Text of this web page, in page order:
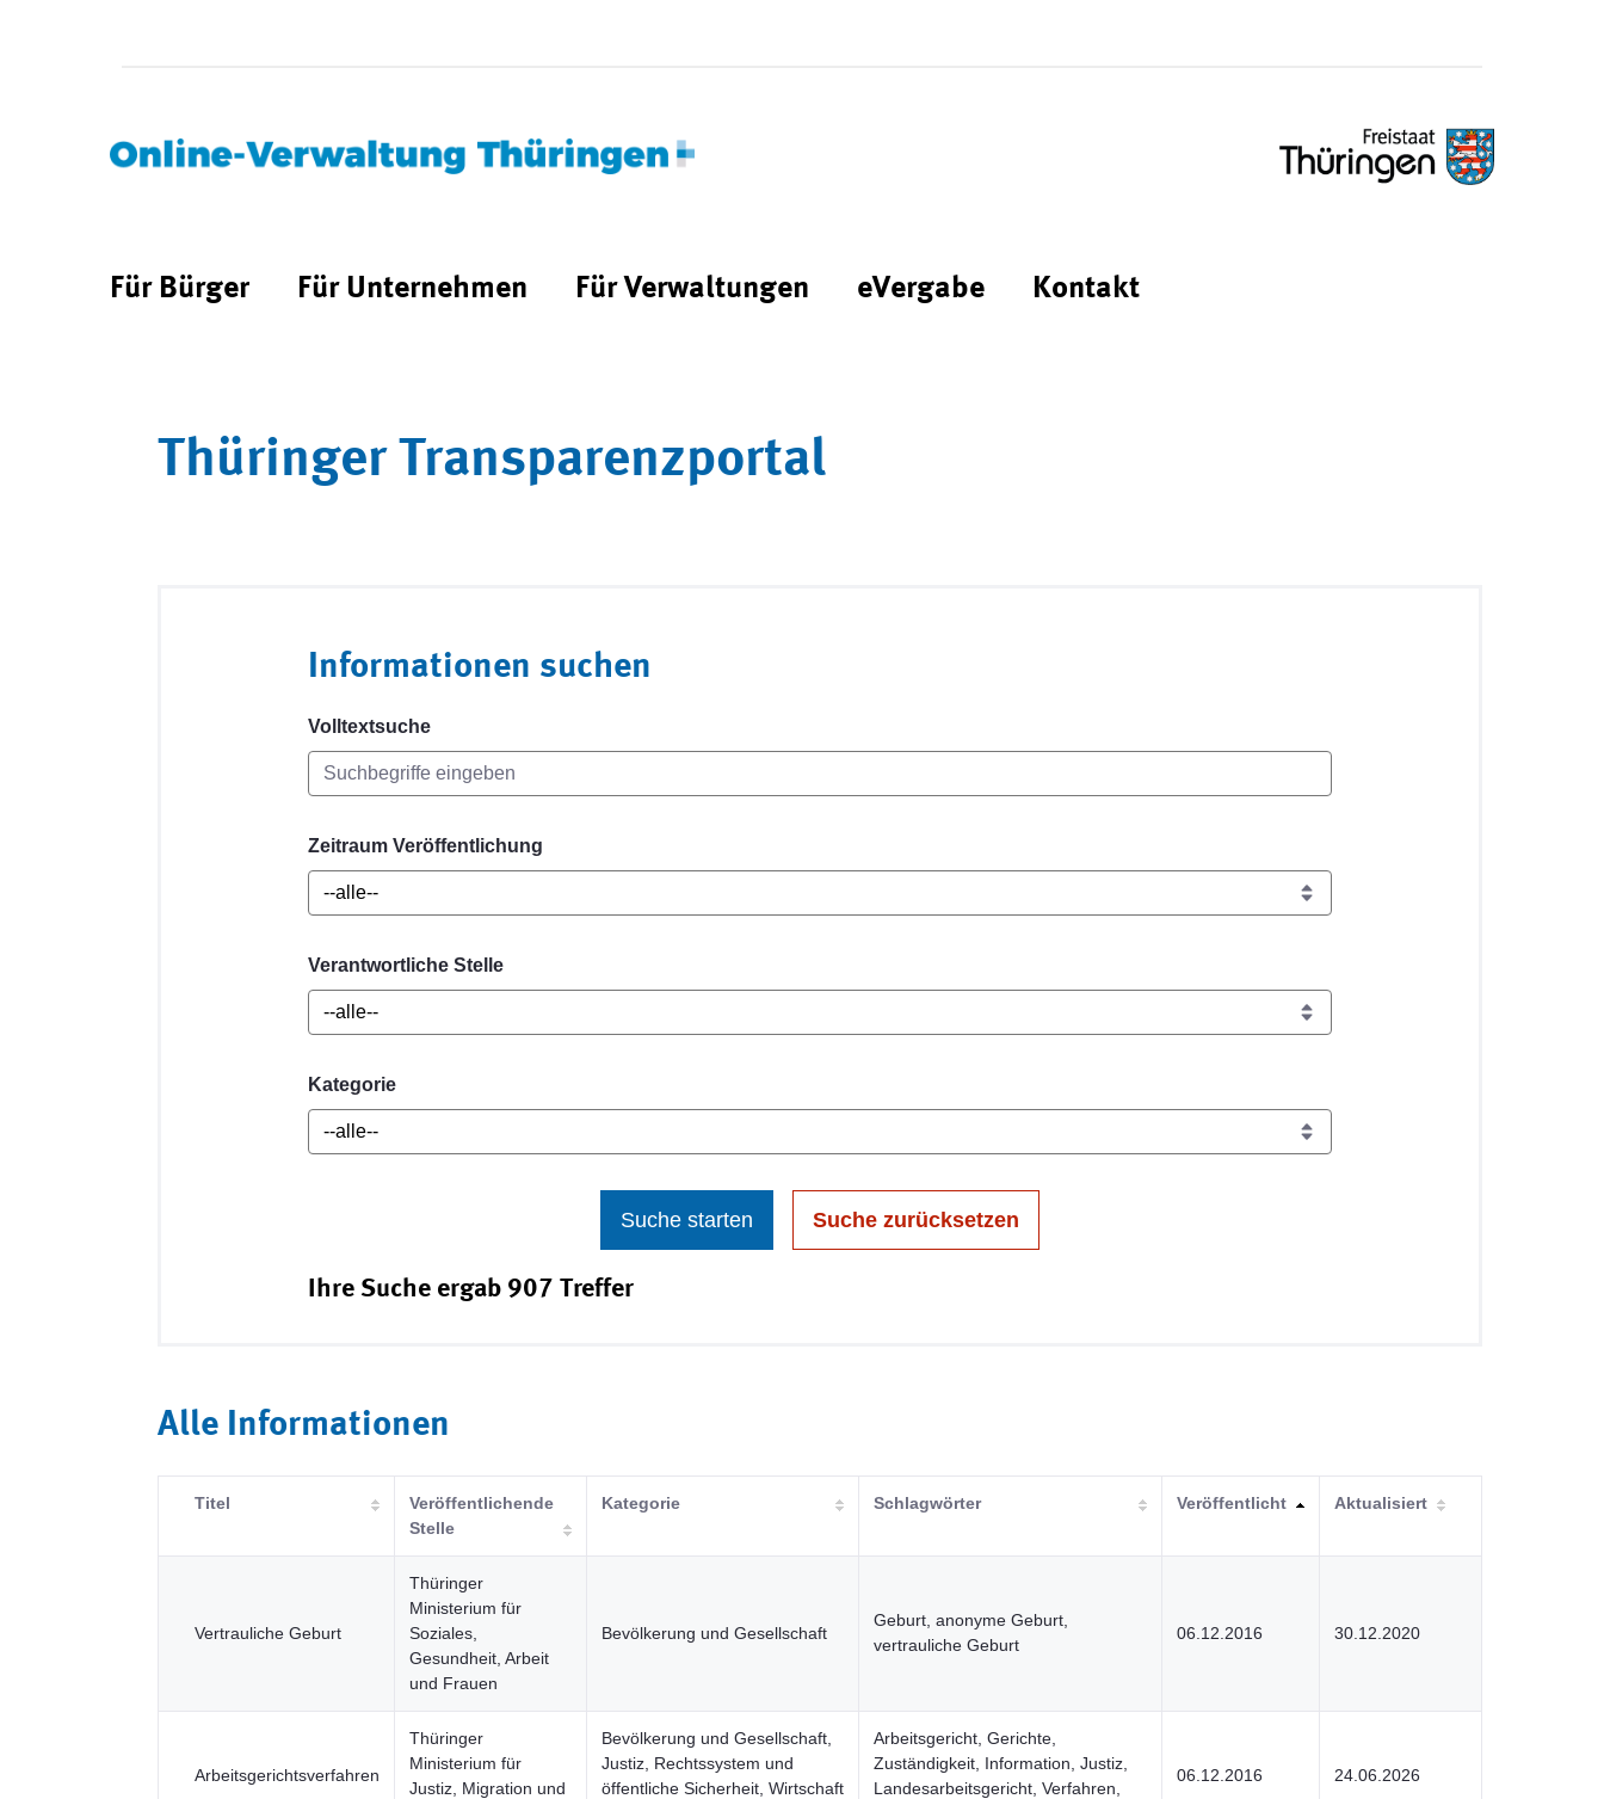
Für Bürger Für Unternehmen Für Verwaltungen eVergabe Kontakt
Thüringer Transparenzportal
Informationen suchen
Volltextsuche
Zeitraum Veröffentlichung
Verantwortliche Stelle
Kategorie
Suche starten Suche zurücksetzen
Ihre Suche ergab 907 Treffer
Alle Informationen
Titel
Veröffentlichende
Stelle
Kategorie Schlagwörter Veröffentlicht Aktualisiert
Vertrauliche Geburt
Thüringer
Ministerium für
Soziales,
Gesundheit, Arbeit
und Frauen
Bevölkerung und Gesellschaft
Geburt, anonyme Geburt,
vertrauliche Geburt
06.12.2016 30.12.2020
Arbeitsgerichtsverfahren
Thüringer
Ministerium für
Justiz, Migration und
Bevölkerung und Gesellschaft,
Justiz, Rechtssystem und
öffentliche Sicherheit, Wirtschaft
Arbeitsgericht, Gerichte,
Zuständigkeit, Information, Justiz,
Landesarbeitsgericht, Verfahren,
06.12.2016 24.06.2026